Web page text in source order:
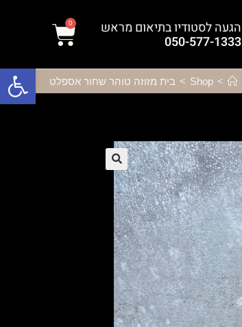
פתח סרגל נגישות
הגעה לסטודיו בתיאום מראש
050-577-1333
0
>
Shop
> בית מזוזה טוהר שחור אספלט
🔍